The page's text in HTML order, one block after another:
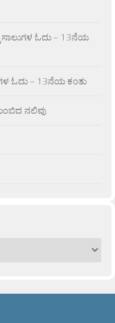
ಓದು – 13ನೆಯ
ಓದು – 13ನೆಯ ಕಂತು
ನಲಿವು